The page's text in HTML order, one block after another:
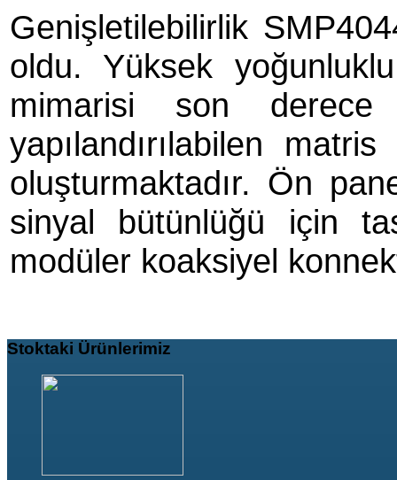
Genişletilebilirlik
oldu. Yüksek
mimarisi son
yapılandırılabilen
oluşturmaktadır. Ön
sinyal bütünlüğü için
modüler koaksiyel
Stoktaki Ürünlerimiz